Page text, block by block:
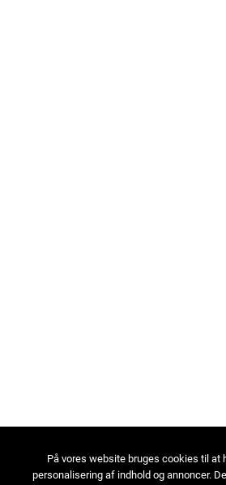
På vores website bruges cookies til
personalisering af indhold og annoncer.